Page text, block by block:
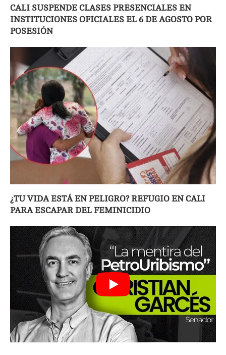
CALI SUSPENDE CLASES PRESENCIALES EN
INSTITUCIONES OFICIALES EL 6 DE AGOSTO POR
POSESIÓN
¿TU VIDA ESTÁ EN PELIGRO? REFUGIO EN CALI
PARA ESCAPAR DEL FEMINICIDIO